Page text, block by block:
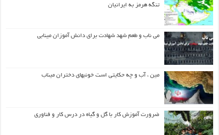
تنگه هرمز به ایرانیان
می ناب و طعم شهد شهادت برای دانش آموزان مینابی
مین ، آب و چه حکایتی است خونبهای دختران میناب
ضرورت آموزش کار با گل و گیاه در درس کار و فناوری